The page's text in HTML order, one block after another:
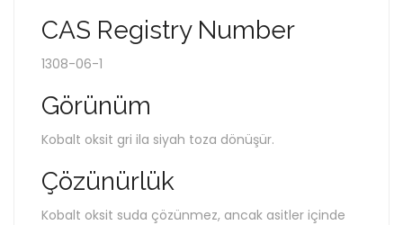
CAS Registry Number
1308-06-1
Görünüm
Kobalt oksit gri ila siyah toza dönüşür.
Çözünürlük
Kobalt oksit suda çözünmez, ancak asitler içinde